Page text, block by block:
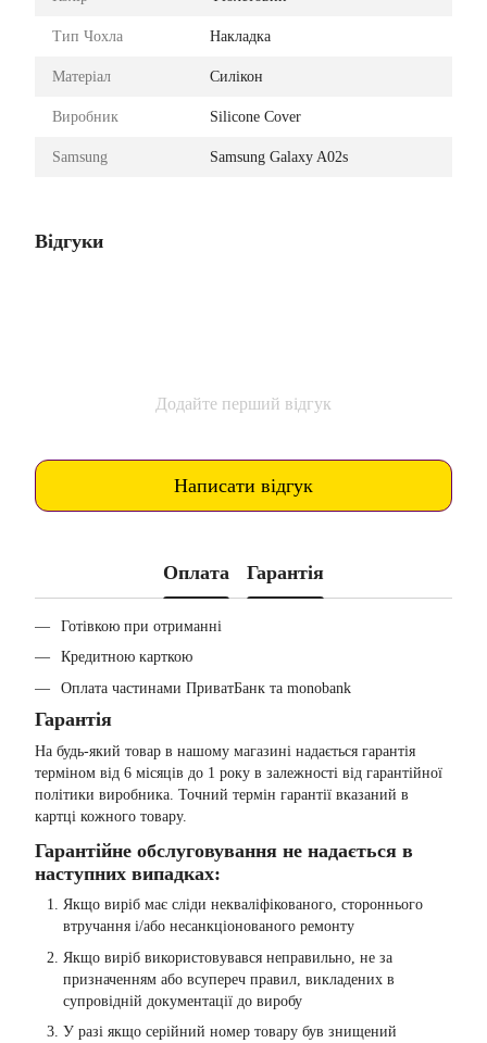
Тип Чохла Накладка
Матеріал Силікон
Виробник Silicone Cover
Samsung Samsung Galaxy A02s
Відгуки
Додайте перший відгук
Написати відгук
Оплата Гарантія
Готівкою при отриманні
Кредитною карткою
Оплата частинами ПриватБанк та monobank
Гарантія
На будь-який товар в нашому магазині надається гарантія
терміном від 6 місяців до 1 року в залежності від гарантійної
політики виробника. Точний термін гарантії вказаний в
картці кожного товару.
Гарантійне обслуговування не надається в
наступних випадках:
Якщо виріб має сліди некваліфікованого, стороннього
втручання і/або несанкціонованого ремонту
Якщо виріб використовувався неправильно, не за
призначенням або всупереч правил, викладених в
супровідній документації до виробу
У разі якщо серійний номер товару був знищений